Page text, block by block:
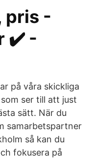
pris -
✔️ -
på våra skickliga
ser till att just
sätt. När du
samarbetspartner
så kan du
fokusera på